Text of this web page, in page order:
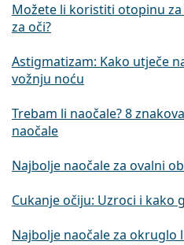
Možete li koristiti otopinu
za oči?
Astigmatizam: Kako utječe
vožnju noću
Trebam li naočale? 8
naočale
Najbolje naočale za ovalni
Cukanje očiju: Uzroci i kako
Najbolje naočale za okruglo